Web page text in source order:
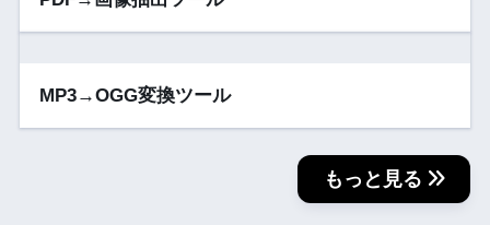
MP3→OGG変換ツール
もっと見る